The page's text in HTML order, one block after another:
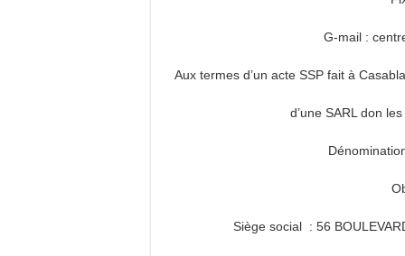
G-mail :
Aux termes d’un acte SSP fait à
d’une SARL don
Siège social : 56